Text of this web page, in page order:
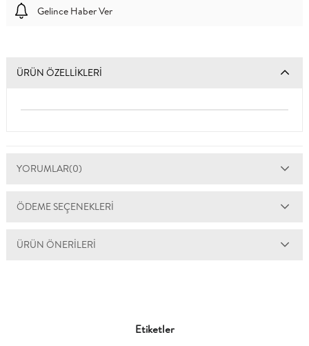
Gelince Haber Ver
ÜRÜN ÖZELLIKLERI
YORUMLAR(0)
ÖDEME SEÇENEKLERI
ÜRÜN ÖNERILERI
Etiketler